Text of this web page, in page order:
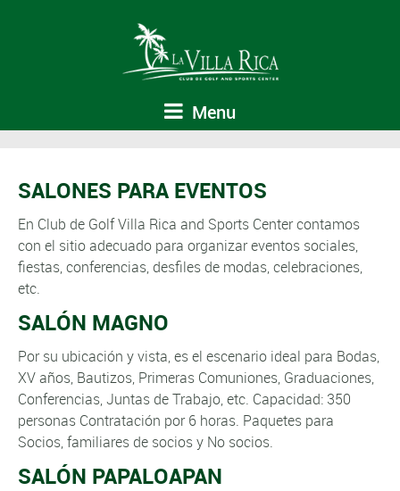
Menu
SALONES PARA EVENTOS
En Club de Golf Villa Rica and Sports Center contamos
con el sitio adecuado para organizar eventos sociales,
fiestas, conferencias, desfiles de modas, celebraciones,
etc.
SALÓN MAGNO
Por su ubicación y vista, es el escenario ideal para Bodas,
XV años, Bautizos, Primeras Comuniones, Graduaciones,
Conferencias, Juntas de Trabajo, etc. Capacidad: 350
personas Contratación por 6 horas. Paquetes para
Socios, familiares de socios y No socios.
SALÓN PAPALOAPAN